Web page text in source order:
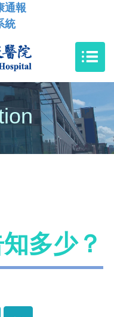
通報
統
多少？